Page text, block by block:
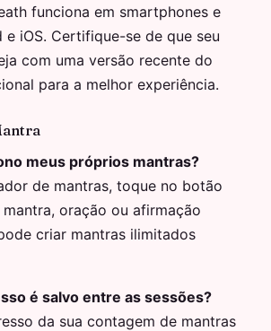
funciona em smartphones e
iOS. Certifique-se de que seu
com uma versão recente do
para a melhor experiência.
meus próprios mantras?
de mantras, toque no botão
oração ou afirmação
criar mantras ilimitados
é salvo entre as sessões?
da sua contagem de mantras